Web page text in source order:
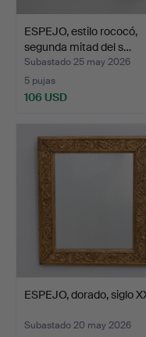
ESPEJO, estilo rococó,
segunda mitad del s…
Subastado 25 may 2026
5 pujas
106 USD
ESPEJO, dorado, siglo
Subastado 20 may 2026